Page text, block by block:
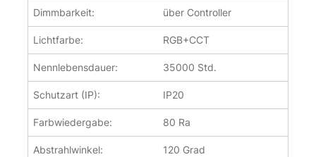
Dimmbarkeit: über Controller
Lichtfarbe: RGB+CCT
Nennlebensdauer: 35000 Std.
Schutzart (IP): IP20
Farbwiedergabe: 80 Ra
Abstrahlwinkel: 120 Grad